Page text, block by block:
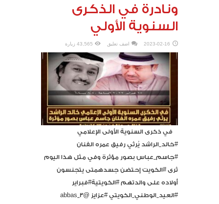
ونادرة في الذكرى
السنوية الأولي
2023-02-16 اضف تعليق 43,565 زيارة
في ذكرى السنوية الأولى الإعلامي
#خالد_الراشد يُرثي رفيق عمره الفنان
#جاسم_عباس بصور مؤثرة وفي مثل هذا اليوم
ثرى #الكويت إحتضن جسدهمتى يتجنسون
أولاده على والدتهم #الكويتية#فبراير
#العيد_الوطني_الكويتي #عزايز @3_abbas